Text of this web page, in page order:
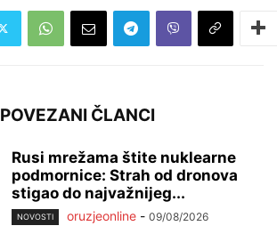
POVEZANI ČLANCI
Rusi mrežama štite nuklearne
podmornice: Strah od dronova
stigao do najvažnijeg...
NOVOSTI oruzjeonline - 09/08/2026